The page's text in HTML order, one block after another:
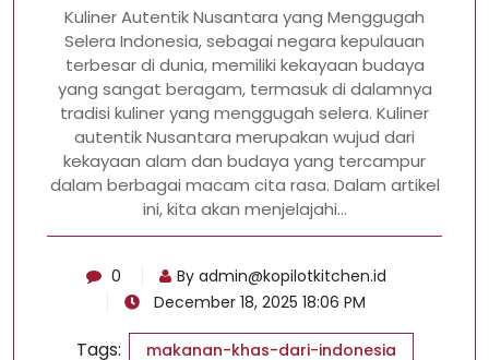
Kuliner Autentik Nusantara yang Menggugah
Selera Indonesia, sebagai negara kepulauan
terbesar di dunia, memiliki kekayaan budaya
yang sangat beragam, termasuk di dalamnya
tradisi kuliner yang menggugah selera. Kuliner
autentik Nusantara merupakan wujud dari
kekayaan alam dan budaya yang tercampur
dalam berbagai macam cita rasa. Dalam artikel
ini, kita akan menjelajahi…
0 By admin@kopilotkitchen.id
December 18, 2025 18:06 PM
Tags: makanan-khas-dari-indonesia